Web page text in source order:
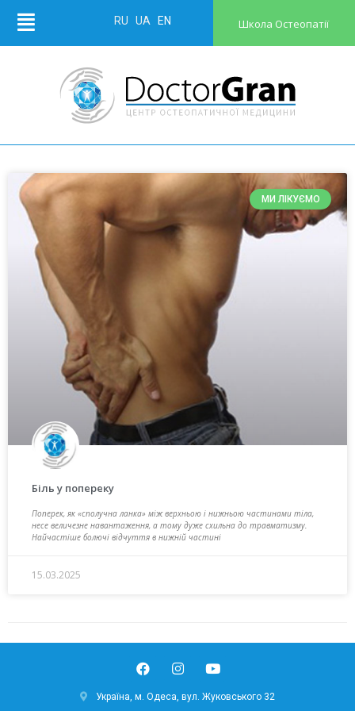
RU UA EN Школа Остеопатії
МИ ЛІКУЄМО
Біль у попереку
Поперек, як «сполучна ланка» між верхньою і нижньою частинами тіла,
несе величезне навантаження, а тому дуже схильна до травматизму.
Найчастіше болючі відчуття в нижній частині
15.03.2025
Україна, м. Одеса, вул. Жуковського 32